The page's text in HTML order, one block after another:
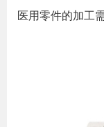
医用零件的加工